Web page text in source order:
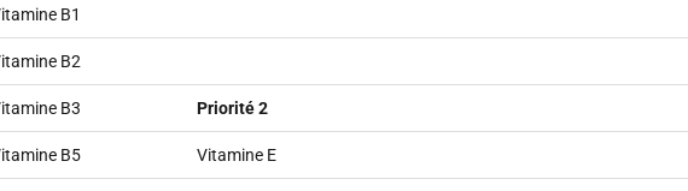
B1
B2
B3 Priorité 2
B5 Vitamine E